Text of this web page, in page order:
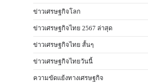
ข่าวเศรษฐกิจโลก
ข่าวเศรษฐกิจไทย 2567 ล่าสุด
ข่าวเศรษฐกิจไทย สั้นๆ
ข่าวเศรษฐกิจไทยวันนี้
ความขัดแย้งทางเศรษฐกิจ